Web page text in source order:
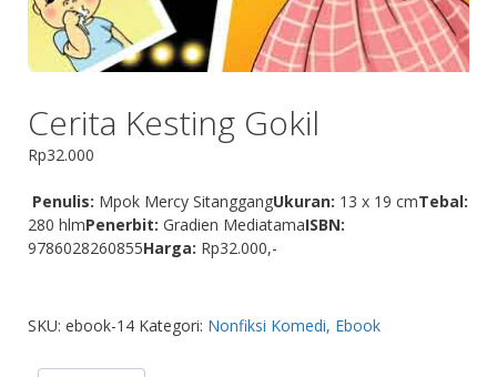
Cerita Kesting Gokil
Rp32.000
Penulis: Mpok Mercy SitanggangUkuran: 13 x 19 cmTebal:
280 hlmPenerbit: Gradien MediatamaISBN:
9786028260855Harga: Rp32.000,-
SKU: ebook-14 Kategori: Nonfiksi Komedi, Ebook